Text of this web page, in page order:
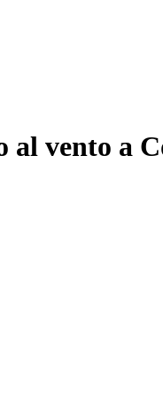
al vento a